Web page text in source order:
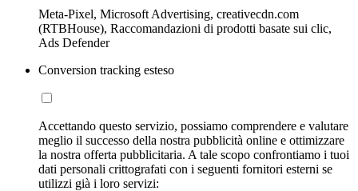
Meta-Pixel, Microsoft Advertising, creativecdn.com
(RTBHouse), Raccomandazioni di prodotti basate sui clic,
Ads Defender
Conversion tracking esteso
Accettando questo servizio, possiamo comprendere e valutare
meglio il successo della nostra pubblicità online e ottimizzare
la nostra offerta pubblicitaria. A tale scopo confrontiamo i tuoi
dati personali crittografati con i seguenti fornitori esterni se
utilizzi già i loro servizi: